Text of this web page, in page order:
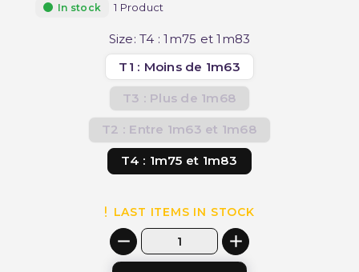
In stock 1 Product
Size: T4 : 1m75 et 1m83
T1 : Moins de 1m63
T3 : Plus de 1m68
T2 : Entre 1m63 et 1m68
T4 : 1m75 et 1m83
LAST ITEMS IN STOCK